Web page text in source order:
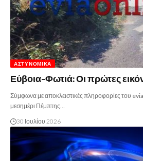
ΑΣΤΥΝΟΜΙΚΆ
Εύβοια-Φωτιά: Οι πρώτες
Σύμφωνα με αποκλειστικές πληροφορίες του
μεσημέρι Πέμπτης…
30 Ιουλίου 2026